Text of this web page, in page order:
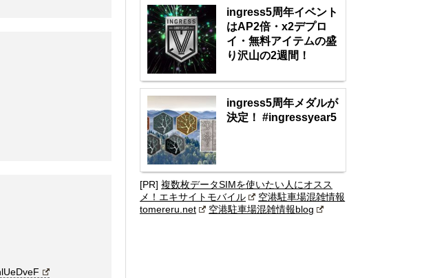
ingress5周年イベント
はAP2倍・x2デプロ
イ・無料アイテムの盛
り沢山の2週間！
ingress5周年メダルが
決定！ #ingressyear5
[PR] 複数枚データSIMを使いたい人にオスス
メ！エキサイトモバイル
空港駐車場混雑情報
tomereru.net
空港駐車場混雑情報blog